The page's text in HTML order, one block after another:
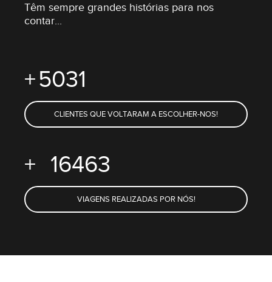
Têm sempre grandes histórias para nos
contar...
+5494
CLIENTES QUE VOLTARAM A ESCOLHER-NOS!
+ 17980
VIAGENS REALIZADAS POR NÓS!